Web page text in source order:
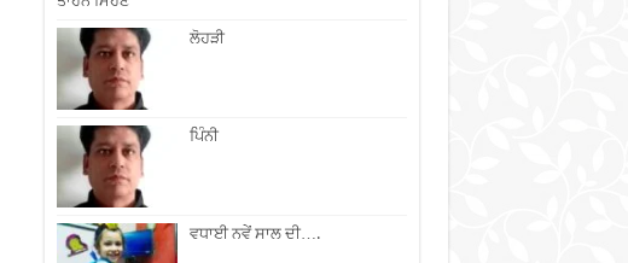
ਲੋਹੜੀ
ਪਿੰਨੀ
ਵਧਾਈ ਨਵੇਂ ਸਾਲ ਦੀ….